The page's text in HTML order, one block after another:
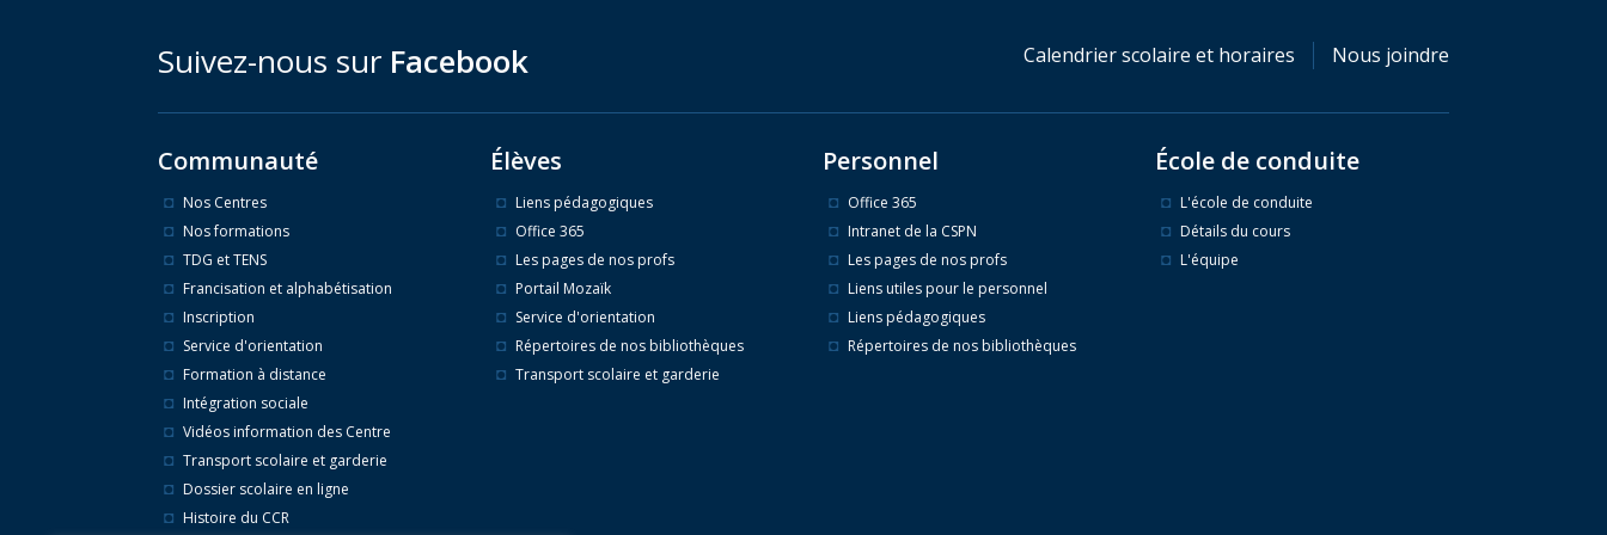
Suivez-nous sur Facebook Calendrier scolaire et horaires Nous joindre
Communauté
Nos Centres
Nos formations
TDG et TENS
Francisation et alphabétisation
Inscription
Service d'orientation
Formation à distance
Intégration sociale
Vidéos information des Centre
Transport scolaire et garderie
Dossier scolaire en ligne
Histoire du CCR
Élèves
Liens pédagogiques
Office 365
Les pages de nos profs
Portail Mozaïk
Service d'orientation
Répertoires de nos bibliothèques
Transport scolaire et garderie
Personnel
Office 365
Intranet de la CSPN
Les pages de nos profs
Liens utiles pour le personnel
Liens pédagogiques
Répertoires de nos bibliothèques
École de conduite
L'école de conduite
Détails du cours
L'équipe